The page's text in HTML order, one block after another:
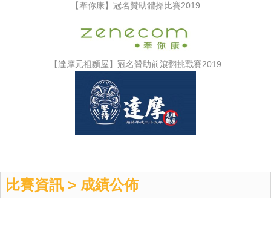
【牽你康】冠名贊助體操比賽2019
【達摩元祖麵屋】冠名贊助前滾翻挑戰賽2019
比賽資訊 > 成績公佈